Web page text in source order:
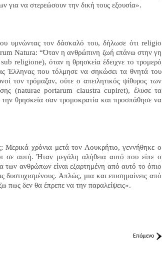
για να στερεώσουν την δική τους εξουσία».
υμνώντας τον δάσκαλό του, δήλωσε ότι religio
Natura: “Όταν η ανθρώπινη ζωή επάνω στην γη
sub religione), όταν η θρησκεία έδειχνε το τρομερό
Έλληνας που τόλμησε να σηκώσει τα θνητά του
τον τρόμαζαν, ούτε ο απειλητικός ψίθυρος των
(naturae portarum claustra cupiret), έλυσε τα
θρησκεία σαν τρομοκρατία και προσπάθησε να
Μερικά χρόνια μετά τον Λουκρήτιο, γεννήθηκε ο
σε αυτή. Ήταν μεγάλη αλήθεια αυτό που είπε ο
των ανθρώπων είναι εξαρτημένη από αυτό το όπιο
Απλώς, μια και επισημαίνεις από
πως δεν θα έπρεπε να την παραλείψεις».
Επόμενο